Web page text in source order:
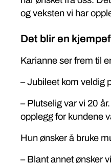
og veksten vi har
Det blir en
Karianne ser frem til
– Jubileet kom veldig
– Plutselig var vi 20
opplegg for kundene
Hun ønsker å bruke
– Blant annet ønsker